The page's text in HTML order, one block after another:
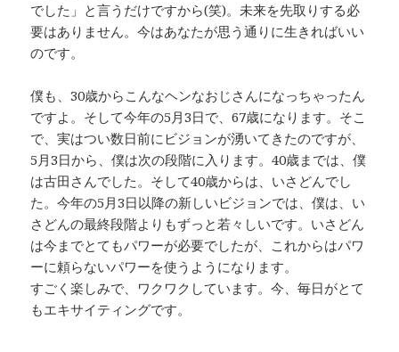
でした」と言うだけですから(笑)。未来を先取りする必
要はありません。今はあなたが思う通りに生きればいい
のです。
僕も、30歳からこんなヘンなおじさんになっちゃったん
ですよ。そして今年の5月3日で、67歳になります。そこ
で、実はつい数日前にビジョンが湧いてきたのですが、
5月3日から、僕は次の段階に入ります。40歳までは、僕
は古田さんでした。そして40歳からは、いさどんでし
た。今年の5月3日以降の新しいビジョンでは、僕は、い
さどんの最終段階よりもずっと若々しいです。いさどん
は今までとてもパワーが必要でしたが、これからはパワ
ーに頼らないパワーを使うようになります。
すごく楽しみで、ワクワクしています。今、毎日がとて
もエキサイティングです。